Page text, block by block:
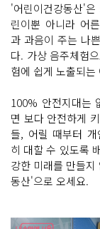
'어린이건강동산'
린이뿐 아니라 어
과 과음이 주는 나
다. 가상 음주체험
험에 쉽게 노출되
100% 안전지대는
면 보다 안전하게
들, 어릴 때부터
히 대할 수 있도록
강한 미래를 만들
동산'으로 오세요.